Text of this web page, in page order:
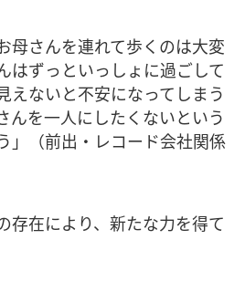
母さんを連れて歩くのは大変
はずっといっしょに過ごして
えないと不安になってしまう
んを一人にしたくないという
」（前出・レコード会社関係
存在により、新たな力を得て